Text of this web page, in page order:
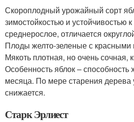
Скороплодный урожайный сорт
зимостойкостью и устойчивостью
среднерослое, отличается
Плоды желто-зеленые с красными
Мякоть плотная, но очень сочная,
Особенность яблок – способность
месяца. По мере старения дерева
снижается.
Старк Эрлиест